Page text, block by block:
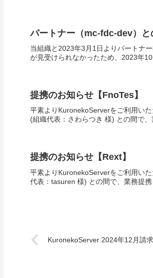
パートナー（mc-fdc-dev）と
当組織と2023年3月1日よりパートナ
が見受けられなかったため、2023年
提携のお知らせ【FnoTes】
平素よりKuronekoServerをご利用い
(組織代表：さわらつき 様) との間で
提携のお知らせ【Rext】
平素よりKuronekoServerをご利用い
代表：tasuren 様) との間で、業務提
KuronekoServer 2024年12月請